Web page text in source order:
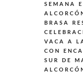
SEMANA
BRASA
VACA A
CON
SUR DE